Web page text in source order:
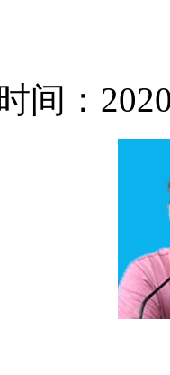
间：